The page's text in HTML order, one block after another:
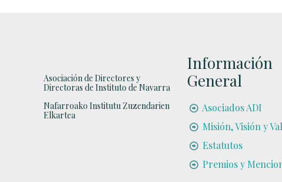
Asociación de Directores y
Directoras de Instituto de Navarra
Nafarroako Institutu Zuzendarien
Elkartea
Información
General
Asociados ADI
Misión, Visión y
Estatutos
Premios y